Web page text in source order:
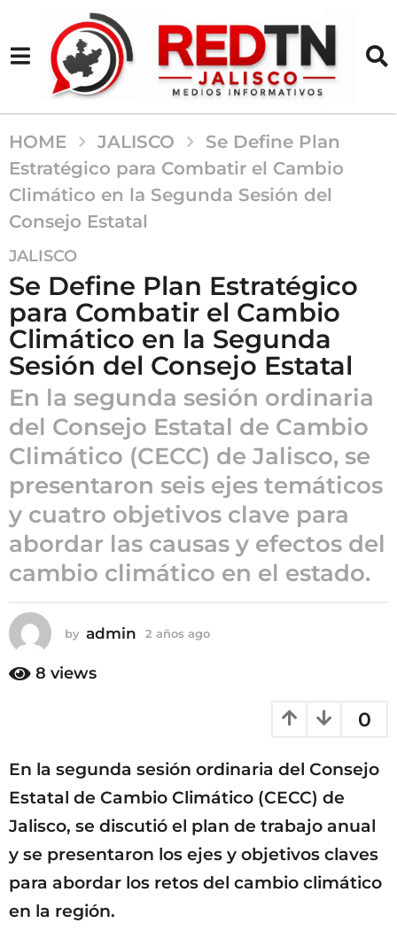
HOME JALISCO
Se Define Plan
Estratégico para Combatir el Cambio
Climático en la Segunda Sesión del
Consejo Estatal
2
a
ñ
o
s
a
g
o
2
a
ñ
o
s
a
g
o
JALISCO
Se Define Plan Estratégico
para Combatir el Cambio
Climático en la Segunda
Sesión del Consejo Estatal
En la segunda sesión ordinaria
del Consejo Estatal de Cambio
Climático (CECC) de Jalisco, se
presentaron seis ejes temáticos
y cuatro objetivos clave para
abordar las causas y efectos del
cambio climático en el estado.
by admin 2 años ago
8 views
0
En la segunda sesión ordinaria del Consejo
Estatal de Cambio Climático (CECC) de
Jalisco, se discutió el plan de trabajo anual
y se presentaron los ejes y objetivos claves
para abordar los retos del cambio climático
en la región.